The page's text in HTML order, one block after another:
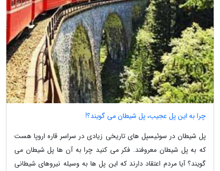
چرا به این پل عجیب، پل شیطان می گویند؟!
پل شیطان در سوئیسپل های تاریخی زیادی در سراسر قاره اروپا هست
که به پل شیطان معروفند. فکر می کنید چرا به آن ها پل شیطان می
گویند؟ آیا مردم اعتقاد دارند که این پل ها به وسیله نیروهای شیطانی